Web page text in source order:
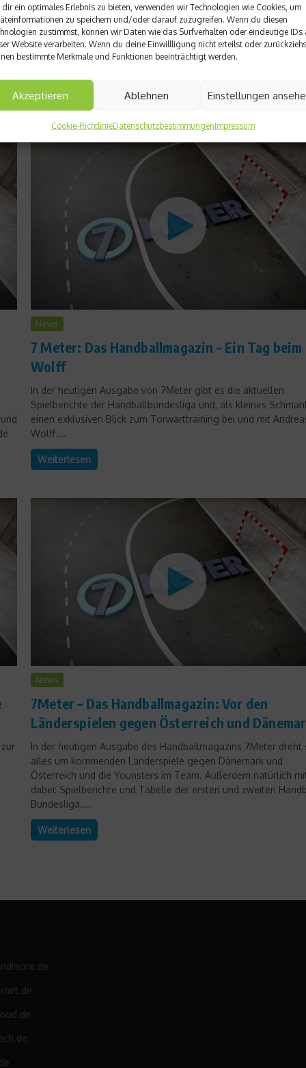
dir ein optimales Erlebnis zu bieten, verwenden wir Technologien wie Cookies, um
zu speichern und/oder darauf zuzugreifen. Wenn du diesen
zustimmst, können wir Daten wie das Surfverhalten oder eindeutige IDs
Website verarbeiten. Wenn du deine Einwillligung nicht erteilst oder
bestimmte Merkmale und Funktionen beeinträchtigt werden.
Akzeptieren Ablehnen Einstellungen
Cookie-RichtlinieDatenschutzbestimmungenImpressum
Handball: Die Neuzugänge im Check
In der heutigen Ausgabe von 7Meter – Das Handballmagazin
werden die Neuzugänge der Liga unter die Lupe genommen.
Außerdem im Gepäck: Spielzusammenfassungen der ersten
zweiten Handball-Bundesliga, Interviews und TV Tipps der
Woche....
News
7 Meter: Das Handballmagazin – Ein Tag beim
Wolff
In der heutigen Ausgabe von 7Meter gibt es die aktuellen
Spielberichte der Handballbundesliga und, als kleines
einen exklusiven Blick zum Torwarttraining bei und mit
Wolff....
Weiterlesen
News
7Meter – Das Handballmagazin: Vor den
Länderspielen gegen Österreich und
In der heutigen Ausgabe des Handballmagazins 7Meter dreht
alles um kommenden Länderspiele gegen Dänemark und
Österreich und die Younsters im Team. Außerdem natürlich
dabei: Spielberichte und Tabelle der ersten und zweiten
Bundesliga....
Weiterlesen